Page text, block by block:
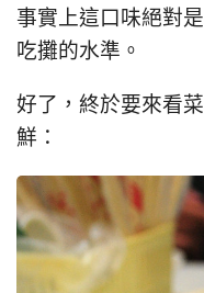
事實上這口味絕對
吃攤的水準。
好了，終於要來看
鮮：